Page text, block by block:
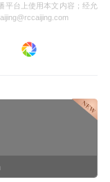
平台上使用本文内容；经允